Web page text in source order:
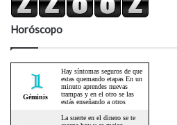
Horóscopo